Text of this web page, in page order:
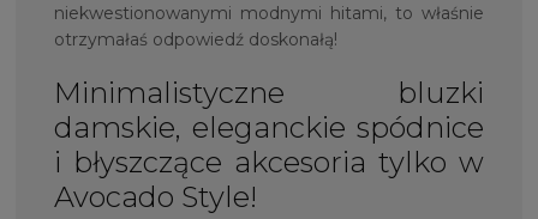
niekwestionowanymi modnymi hitami, to właśnie
otrzymałaś odpowiedź doskonałą!
Minimalistyczne bluzki
damskie, eleganckie spódnice
i błyszczące akcesoria tylko w
Avocado Style!